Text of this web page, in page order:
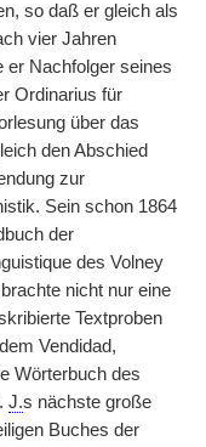
so daß er gleich als
vier Jahren
er Nachfolger seines
Ordinarius für
über das
den Abschied
zur
Sein schon 1864
der
des Volney
nicht nur eine
Textproben
Vendidad,
Wörterbuch des
J.s nächste große
Buches der